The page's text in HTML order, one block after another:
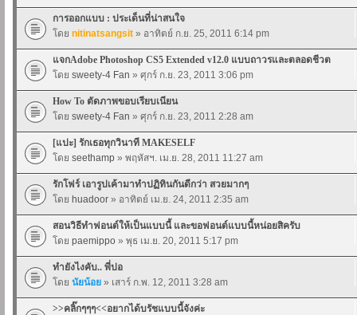
การออกแบบ : ประเด็นที่น่าสนใจ
โดย nitinatsangsit » อาทิตย์ ก.ย. 25, 2011 6:14 pm
แจกAdobe Photoshop CS5 Extended v12.0 แบบถาวรและตลอดชีวต
โดย sweety-4 Fan » ศุกร์ ก.ย. 23, 2011 3:06 pm
How To ตัดภาพขอบเรียบเนียน
โดย sweety-4 Fan » ศุกร์ ก.ย. 23, 2011 2:28 am
[แปะ] รักเธอทุกวินาที MAKESELF
โดย seethamp » พฤหัสฯ. เม.ย. 28, 2011 11:27 am
รักโฟร์ เอารูปเค้ามาทำปฏิทินกันดีกว่า สวยมากๆ
โดย huadoor » อาทิตย์ เม.ย. 24, 2011 2:35 am
สอนวิธีทำฟอนต์ให้เป็นแบบนี้ และขอฟอนต์แบบนี้หน่อยสิครับ
โดย paemippo » พุธ เม.ย. 20, 2011 5:17 pm
ทำยังไงคับ.. พี่ปอ
โดย นัยน้อย » เสาร์ ก.พ. 12, 2011 3:28 am
>>คลิ๊กๆๆๆ<<อยากได้บรัชแบบนี้จังค่ะ